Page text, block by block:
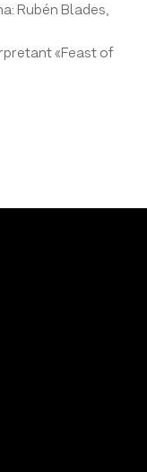
Rubén Blades,
«Feast of